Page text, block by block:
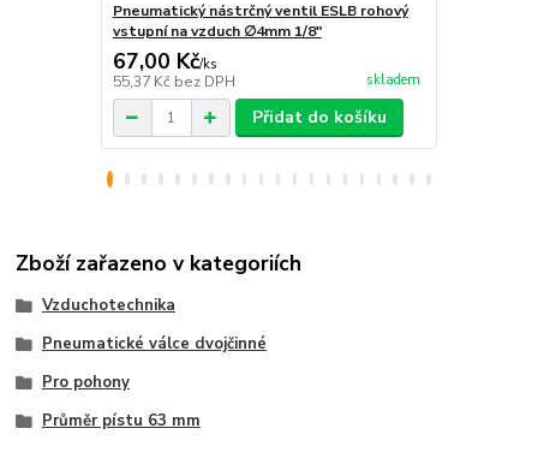
Pneumatický nástrčný ventil ESLB rohový
vstupní na vzduch ∅4mm 1/8"
67,00 Kč/ks
55,37 Kč bez DPH skladem
Přidat do košíku
Zboží zařazeno v kategoriích
Vzduchotechnika
Pneumatické válce dvojčinné
Pro pohony
Průměr pístu 63 mm